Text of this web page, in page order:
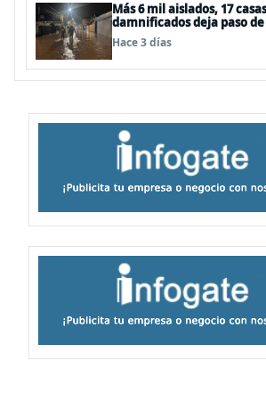
Más 6 mil aislados, 17
damnificados deja paso
frontal
Hace 3 días